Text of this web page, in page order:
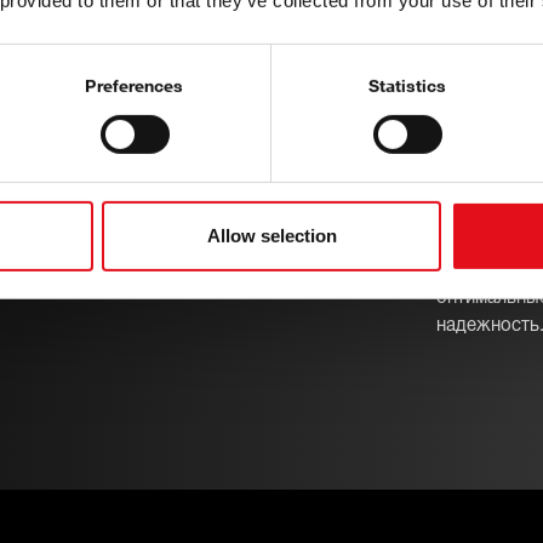
Preferences Statistics
Allow selection
сельскохозяйственного
службы
компоненты, рассчитанные
Все
комплекта
в
Строгий
материалов
надежность.